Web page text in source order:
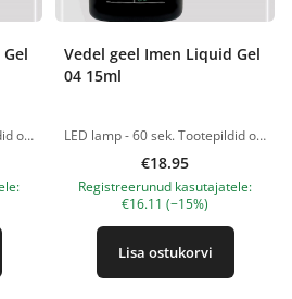
LED lamp - 60 sek. Tootepildid on illustratiivsed. Küsimuste korral ootame alati Sinu meili nanatallinn@gmail.com
Vedel geel Imen Liquid Gel
04 15ml
LED lamp - 60 sek. Tootepildid on illustratiivsed. Küsimuste korral ootame alati Sinu meili nanatallinn@gmail.com
€18.95
Registreerunud kasutajatele:
€16.11 (−15%)
Lisa ostukorvi